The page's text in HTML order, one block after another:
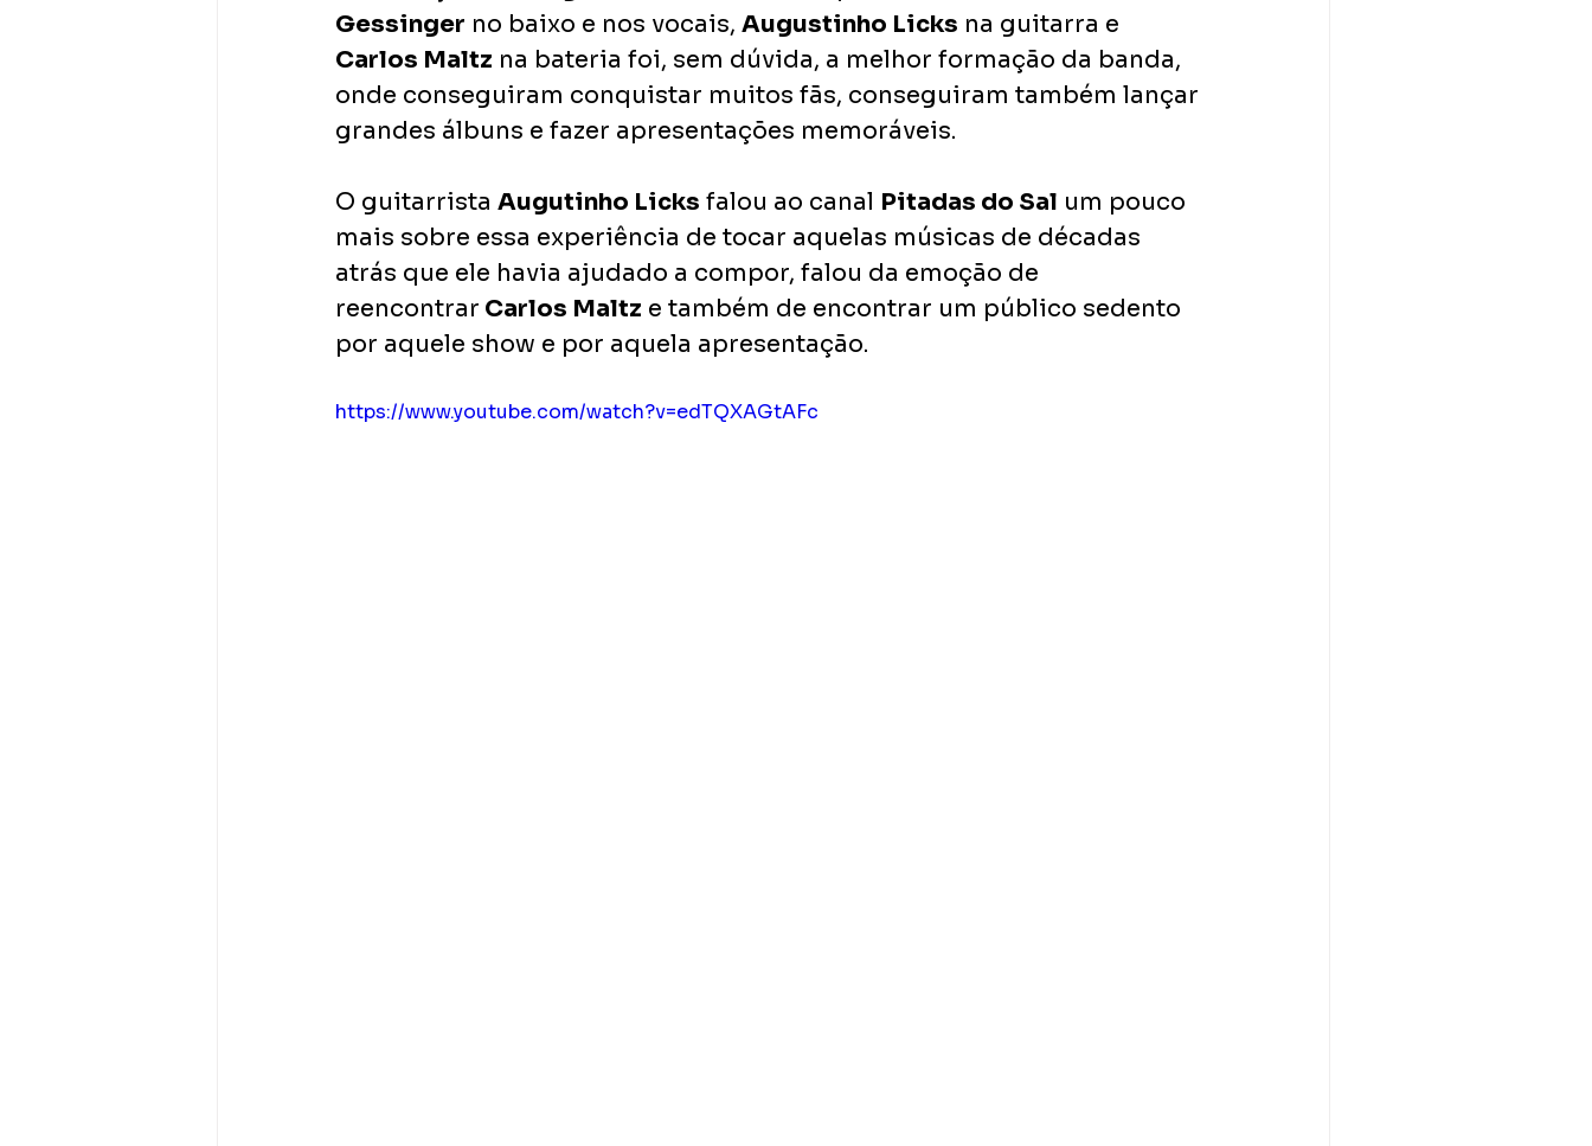
Gessinger no baixo e nos vocais, Augustinho Licks na guitarra e
Carlos Maltz na bateria foi, sem dúvida, a melhor formação da banda,
onde conseguiram conquistar muitos fãs, conseguiram também lançar
grandes álbuns e fazer apresentações memoráveis.
O guitarrista Augutinho Licks falou ao canal Pitadas do Sal um pouco
mais sobre essa experiência de tocar aquelas músicas de décadas
atrás que ele havia ajudado a compor, falou da emoção de
reencontrar Carlos Maltz e também de encontrar um público sedento
por aquele show e por aquela apresentação.
https://www.youtube.com/watch?v=edTQXAGtAFc